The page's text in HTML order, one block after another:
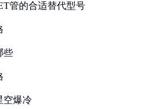
管的合适替代型号
些
空爆冷